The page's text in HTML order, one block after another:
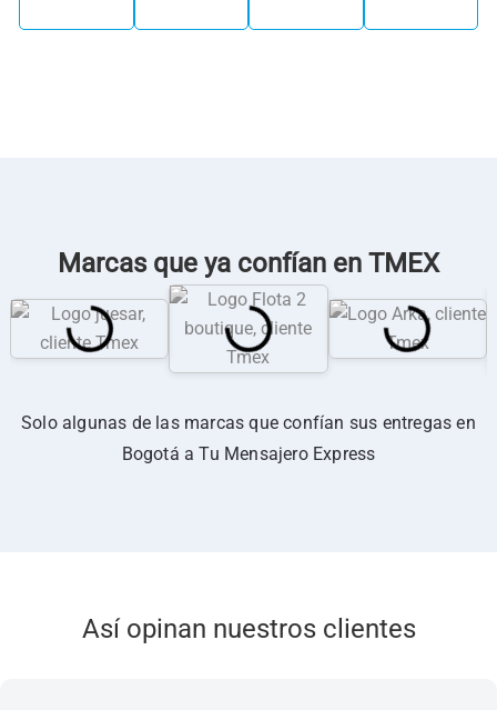
Marcas que ya confían en TMEX
Solo algunas de las marcas que confían sus entregas en
Bogotá a Tu Mensajero Express
Así opinan nuestros clientes